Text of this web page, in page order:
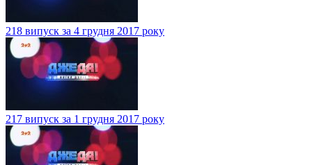
218 випуск за 4 грудня 2017 року
217 випуск за 1 грудня 2017 року